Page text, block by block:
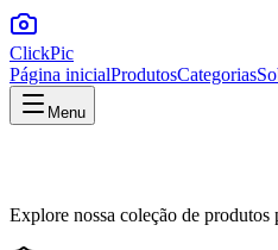
ClickPic
Página inicialProdutosCategorias
Menu
Explore nossa coleção de produtos